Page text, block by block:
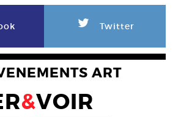
L Twitter
ART
&VOIR